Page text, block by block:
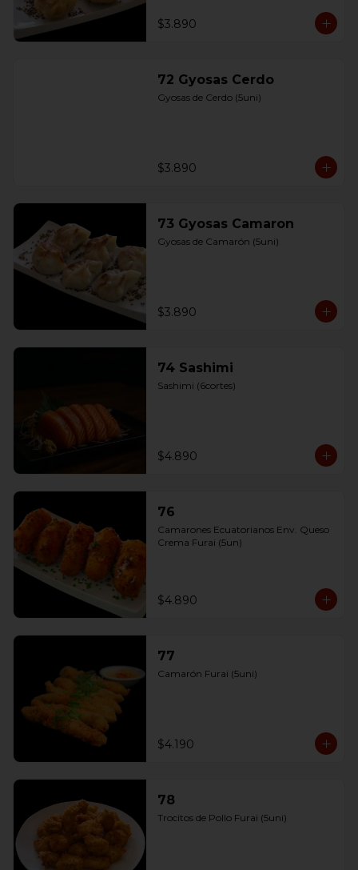
$3.890
72 Gyosas Cerdo
Gyosas de Cerdo (5uni)
$3.890
73 Gyosas Camaron
Gyosas de Camarón (5uni)
$3.890
74 Sashimi
Sashimi (6cortes)
$4.890
76
Camarones Ecuatorianos Env. Queso
Crema Furai (5un)
$4.890
77
Camarón Furai (5uni)
$4.190
78
Trocitos de Pollo Furai (5uni)